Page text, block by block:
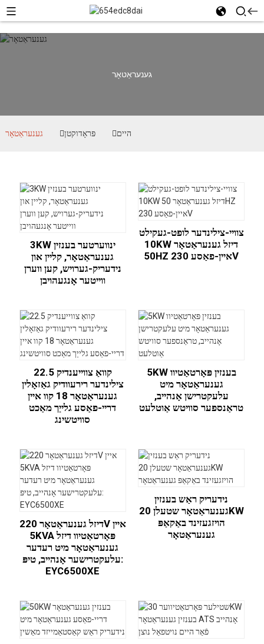
גענעראַטאָר
היים פּראָדוקטן גענעראַטאָר
3KW ינווערטער בענזין
גענעראַטאָר, קליין און
נידעריק-גערויש, קען ווערן
ווייטער אָנגעהויבן
צוויי-צילינדער לופט-געקילט
10KW דיזל גענעראַטאָר
50HZ איין-פאַסע 230V
22.5 קוואַ צווייענדיק
צילינדער רירעוודיק גאַזאָלין
גענעראַטאָר 18 קוו איין
דריי-פאַסע גלייַך מאַכט
סוויטשינג
5KW בענזין פּאָרטאַטיוו
גענעראַטאָר מיט
עלעקטרישן אָנהייב,
טראַנספער סוויטש אַוטלעט
דיזל גענעראַטאָר 220V איין
5KVA פּאָרטאַטיוו דיזל
גענעראַטאָר מיט רעדער
עלעקטרישער אָנהייב, טיפּ:
EYC6500XE
נידעריק ראַש בענזין
גענעראַטאָר שטעלן 20KW
הויזגעזינד באַקאַפּ
גענעראַטאָר